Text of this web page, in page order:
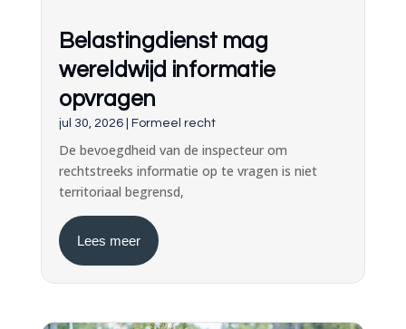
Belastingdienst mag
wereldwijd informatie
opvragen
jul 30, 2026| Formeel recht
De bevoegdheid van de inspecteur om
rechtstreeks informatie op te vragen is niet
territoriaal begrensd,
Lees meer